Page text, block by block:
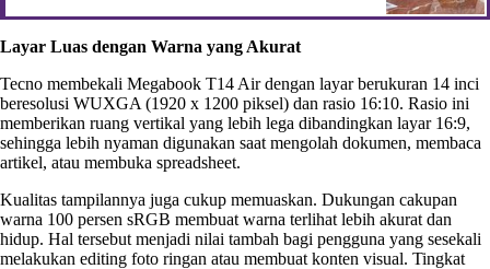
Layar Luas dengan Warna yang Akurat
Tecno membekali Megabook T14 Air dengan layar berukuran 14 inci
beresolusi WUXGA (1920 x 1200 piksel) dan rasio 16:10. Rasio ini
memberikan ruang vertikal yang lebih lega dibandingkan layar 16:9,
sehingga lebih nyaman digunakan saat mengolah dokumen, membaca
artikel, atau membuka spreadsheet.
Kualitas tampilannya juga cukup memuaskan. Dukungan cakupan
warna 100 persen sRGB membuat warna terlihat lebih akurat dan
hidup. Hal tersebut menjadi nilai tambah bagi pengguna yang sesekali
melakukan editing foto ringan atau membuat konten visual. Tingkat